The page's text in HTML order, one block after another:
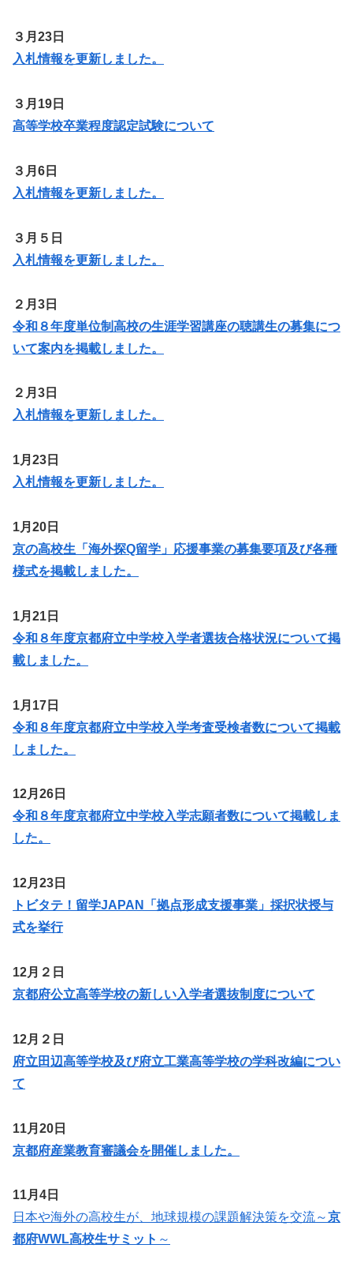
３月23日
入札情報を更新しました。
３月19日
高等学校卒業程度認定試験について
３月6日
入札情報を更新しま した。
３月５日
入札情報を更新しま した。
２月3日
令和８年度単位制高校の生涯学習講座の聴講生の募集につ
いて案内を掲載しました。
２月3日
入札情報を更新しました。
1月23日
入札情報を更新しました。
1月20日
京の高校生「海外探Q留学」応援事業の募集要項及び各種
様式を掲載しました。
1月21日
令和８年度京都府立中学校入学者選抜合格状況について掲
載しました。
1月17日
令和８年度京都府立中学校入学考査受検者数について掲載
しました。
12月26日
令和８年度京都府立中学校入学志願者数について掲載しま
した。
12月23日
トビタテ！留学JAPAN「拠点形成支援事業」採択状授与
式を挙行
12月２日
京都府公立高等学校の新しい入学者選抜制度について
12月２日
府立田辺高等学校及び府立工業高等学校の学科改編につい
て
11月20日
京都府産業教育審議会を開催しました。
11月4日
日本や海外の高校生が、地球規模の課題解決策を交流～京
都府WWL高校生サミット ～